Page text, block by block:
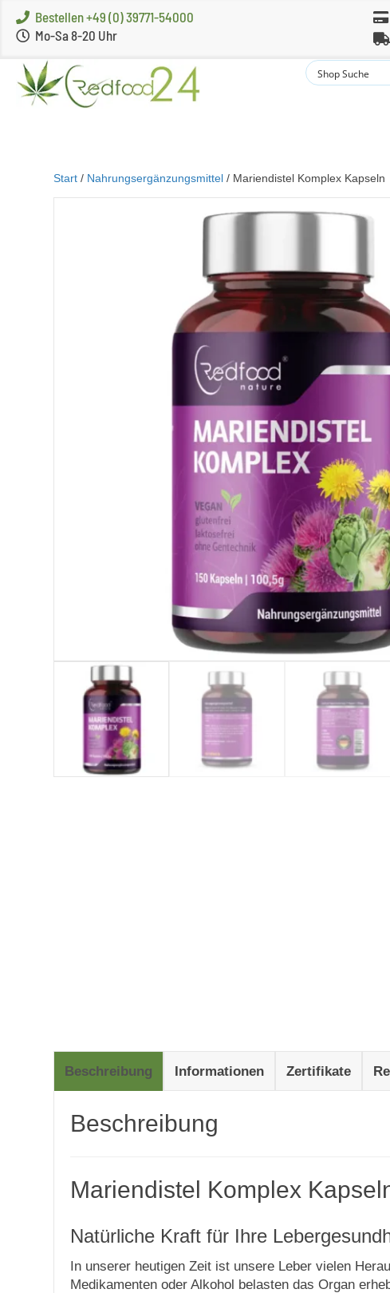
Bestellen +49 (0) 39771-54000
Mo-Sa 8-20 Uhr
Start / Nahrungsergänzungsmittel / Mariendistel Komplex Kapseln
Beschreibung Informationen Zertifikate
Beschreibung
Mariendistel Komplex
Natürliche Kraft für Ihre
In unserer heutigen Zeit ist unsere Leber vielen
Medikamenten oder Alkohol belasten das Organ